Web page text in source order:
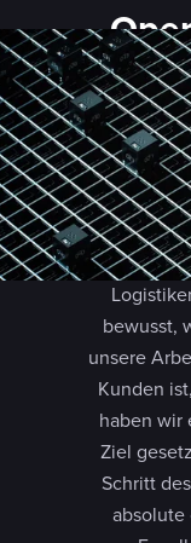
Wir setzen
und
Fulfillment-
bewusst,
unsere
Kunden
haben wir
Ziel
Schritt